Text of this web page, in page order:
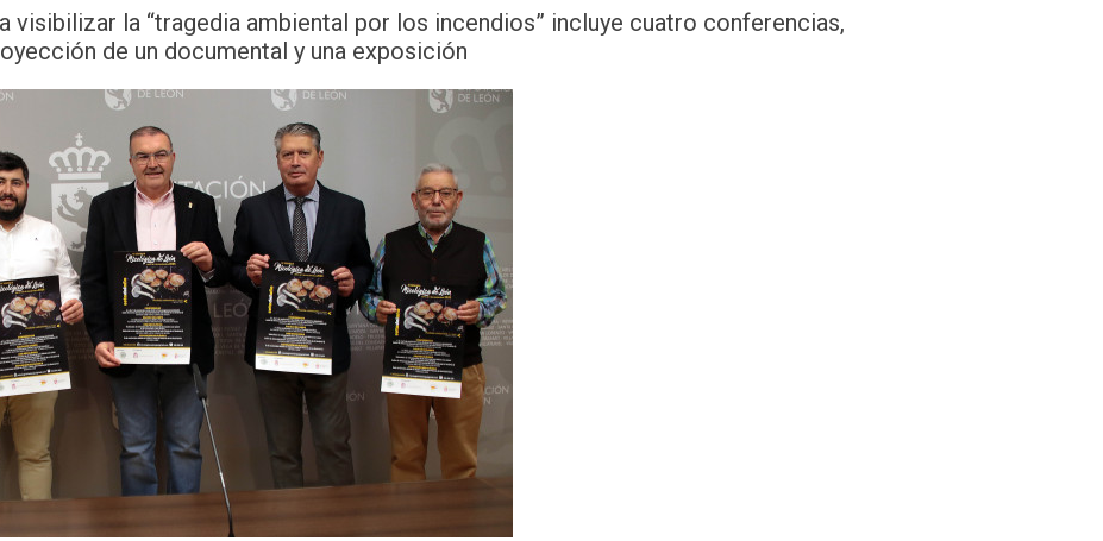
visibilizar la “tragedia ambiental por los incendios” incluye cuatro conferencias,
de un documental y una exposición